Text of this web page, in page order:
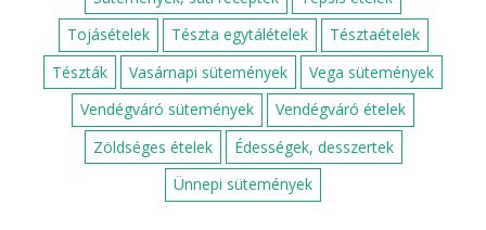
Alapreceptek
Csirkemell receptek
Darált húsos receptek
Diós sütemények
Egyszerű egytálételek
Egyszerű sütik
Egyszerű zöldséges ételek
Egytálételek
Fahéjas sütik
Gluténmentes édességek